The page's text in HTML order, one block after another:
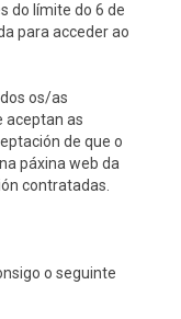
do límite do 6 de
para acceder ao
os/as
aceptan as
de que o
páxina web da
contratadas.
o seguinte